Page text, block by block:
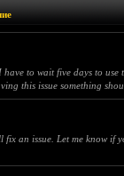
to wait five days to use
this issue something
fix an issue. Let me know if